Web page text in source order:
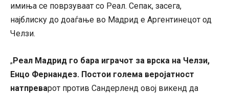
имиња се поврзуваат со Реал. Сепак, засега,
најблиску до доаѓање во Мадрид е Аргентинецот од
Челзи.
„Реал Мадрид го бара играчот за врска на Челзи,
Енцо Фернандез. Постои голема веројатност
натпреварот против Сандерленд овој викенд да